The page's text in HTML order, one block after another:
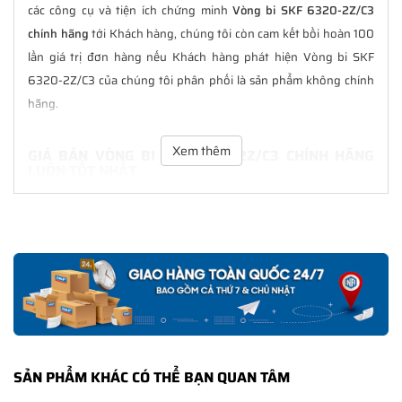
các công cụ và tiện ích chứng minh Vòng bi SKF 6320-2Z/C3
chính hãngtới Khách hàng, chúng tôi còn cam kết bồi hoàn 100
lần giá trị đơn hàng nếu Khách hàng phát hiện Vòng bi SKF
6320-2Z/C3 của chúng tôi phân phối là sản phẩm không chính
hãng.
GIÁ BÁN VÒNG BI SKF 6320-2Z/C3 CHÍNH HÃNG
TạiNGOCANH.COMgiá bán Vòng bi SKF 6320-2Z/C3 luôn là tốt
trong suốt quá trình sử dụng các sản phẩm SKF chính hãng.
CHẾ ĐỘ BẢO HÀNH VÒNG BI SKF 6320-2Z/C3
CHÍNH HÃNG
Tất cả các sản phẩm SKF chính hãng do
phối đều được bảo hành chính hãng theo đúng tiêu chuẩn bảo
Xem thêm
SẢN PHẨM KHÁC CÓ THỂ BẠN QUAN TÂM